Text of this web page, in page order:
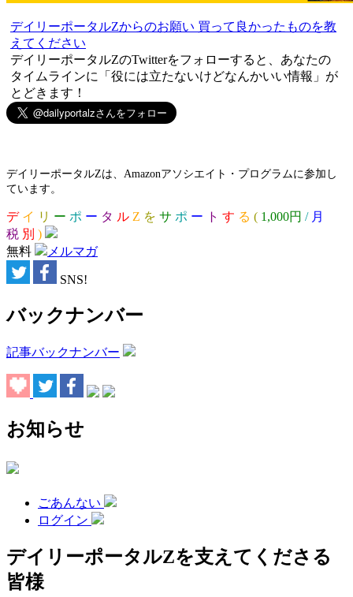
デイリーポータルZからのお願い 買って良かったものを教
えてください
デイリーポータルZのTwitterをフォローすると、あなたの
タイムラインに「役には立たないけどなんかいい情報」が
とどきます！
デイリーポータルZは、Amazonアソシエイト・プログラムに参加し
ています。
デ イ リ ー ポ ー タ ル Z を サ ポ ー ト す る ( 1,000円 / 月
税 別 )
無料
メルマガ
SNS!
バックナンバー
記事バックナンバー
お知らせ
ごあんない
ログイン
デイリーポータルZを支えてくださる
皆様